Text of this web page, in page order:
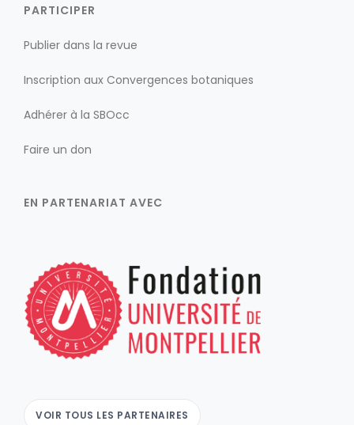
PARTICIPER
Publier dans la revue
Inscription aux Convergences botaniques
Adhérer à la SBOcc
Faire un don
EN PARTENARIAT AVEC
VOIR TOUS LES PARTENAIRES